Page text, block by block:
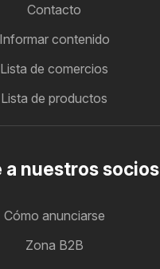
Contacto
Informar contenido
Lista de comercios
Lista de productos
a nuestros socios
Cómo anunciarse
Zona B2B